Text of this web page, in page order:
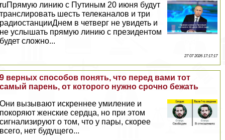
ruПрямую линию с Путиным 20 июня будут
трaнcлировать шесть телеканалов и три
радиостанцииДнем в четверг не увидеть и
не услышать прямую линию с президентом
будет сложно...
27 07 2026 17:17:17
9 верных способов понять, что перед вами тот
самый парень, от которого нужно срочно бежать
Они вызывают искреннее умиление и
покоряют женские сердца, но при этом
сигнализируют о том, что у пары, скорее
всего, нет будущего...